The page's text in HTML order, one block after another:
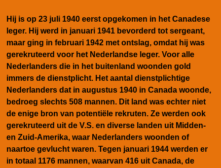
Hij is op 23 juli 1940 eerst opgekomen in het Canadese
leger. Hij werd in januari 1941 bevorderd tot sergeant,
maar ging in februari 1942 met ontslag, omdat hij was
gerekruteerd voor het Nederlandse leger. Voor alle
Nederlanders die in het buitenland woonden gold
immers de dienstplicht. Het aantal dienstplichtige
Nederlanders dat in augustus 1940 in Canada woonde,
bedroeg slechts 508 mannen. Dit land was echter niet
de enige bron van potentiële rekruten. Ze werden ook
gerekruteerd uit de V.S. en diverse landen uit Midden-
en Zuid-Amerika, waar Nederlanders woonden of
naartoe gevlucht waren. Tegen januari 1944 werden er
in totaal 1176 mannen, waarvan 416 uit Canada, de